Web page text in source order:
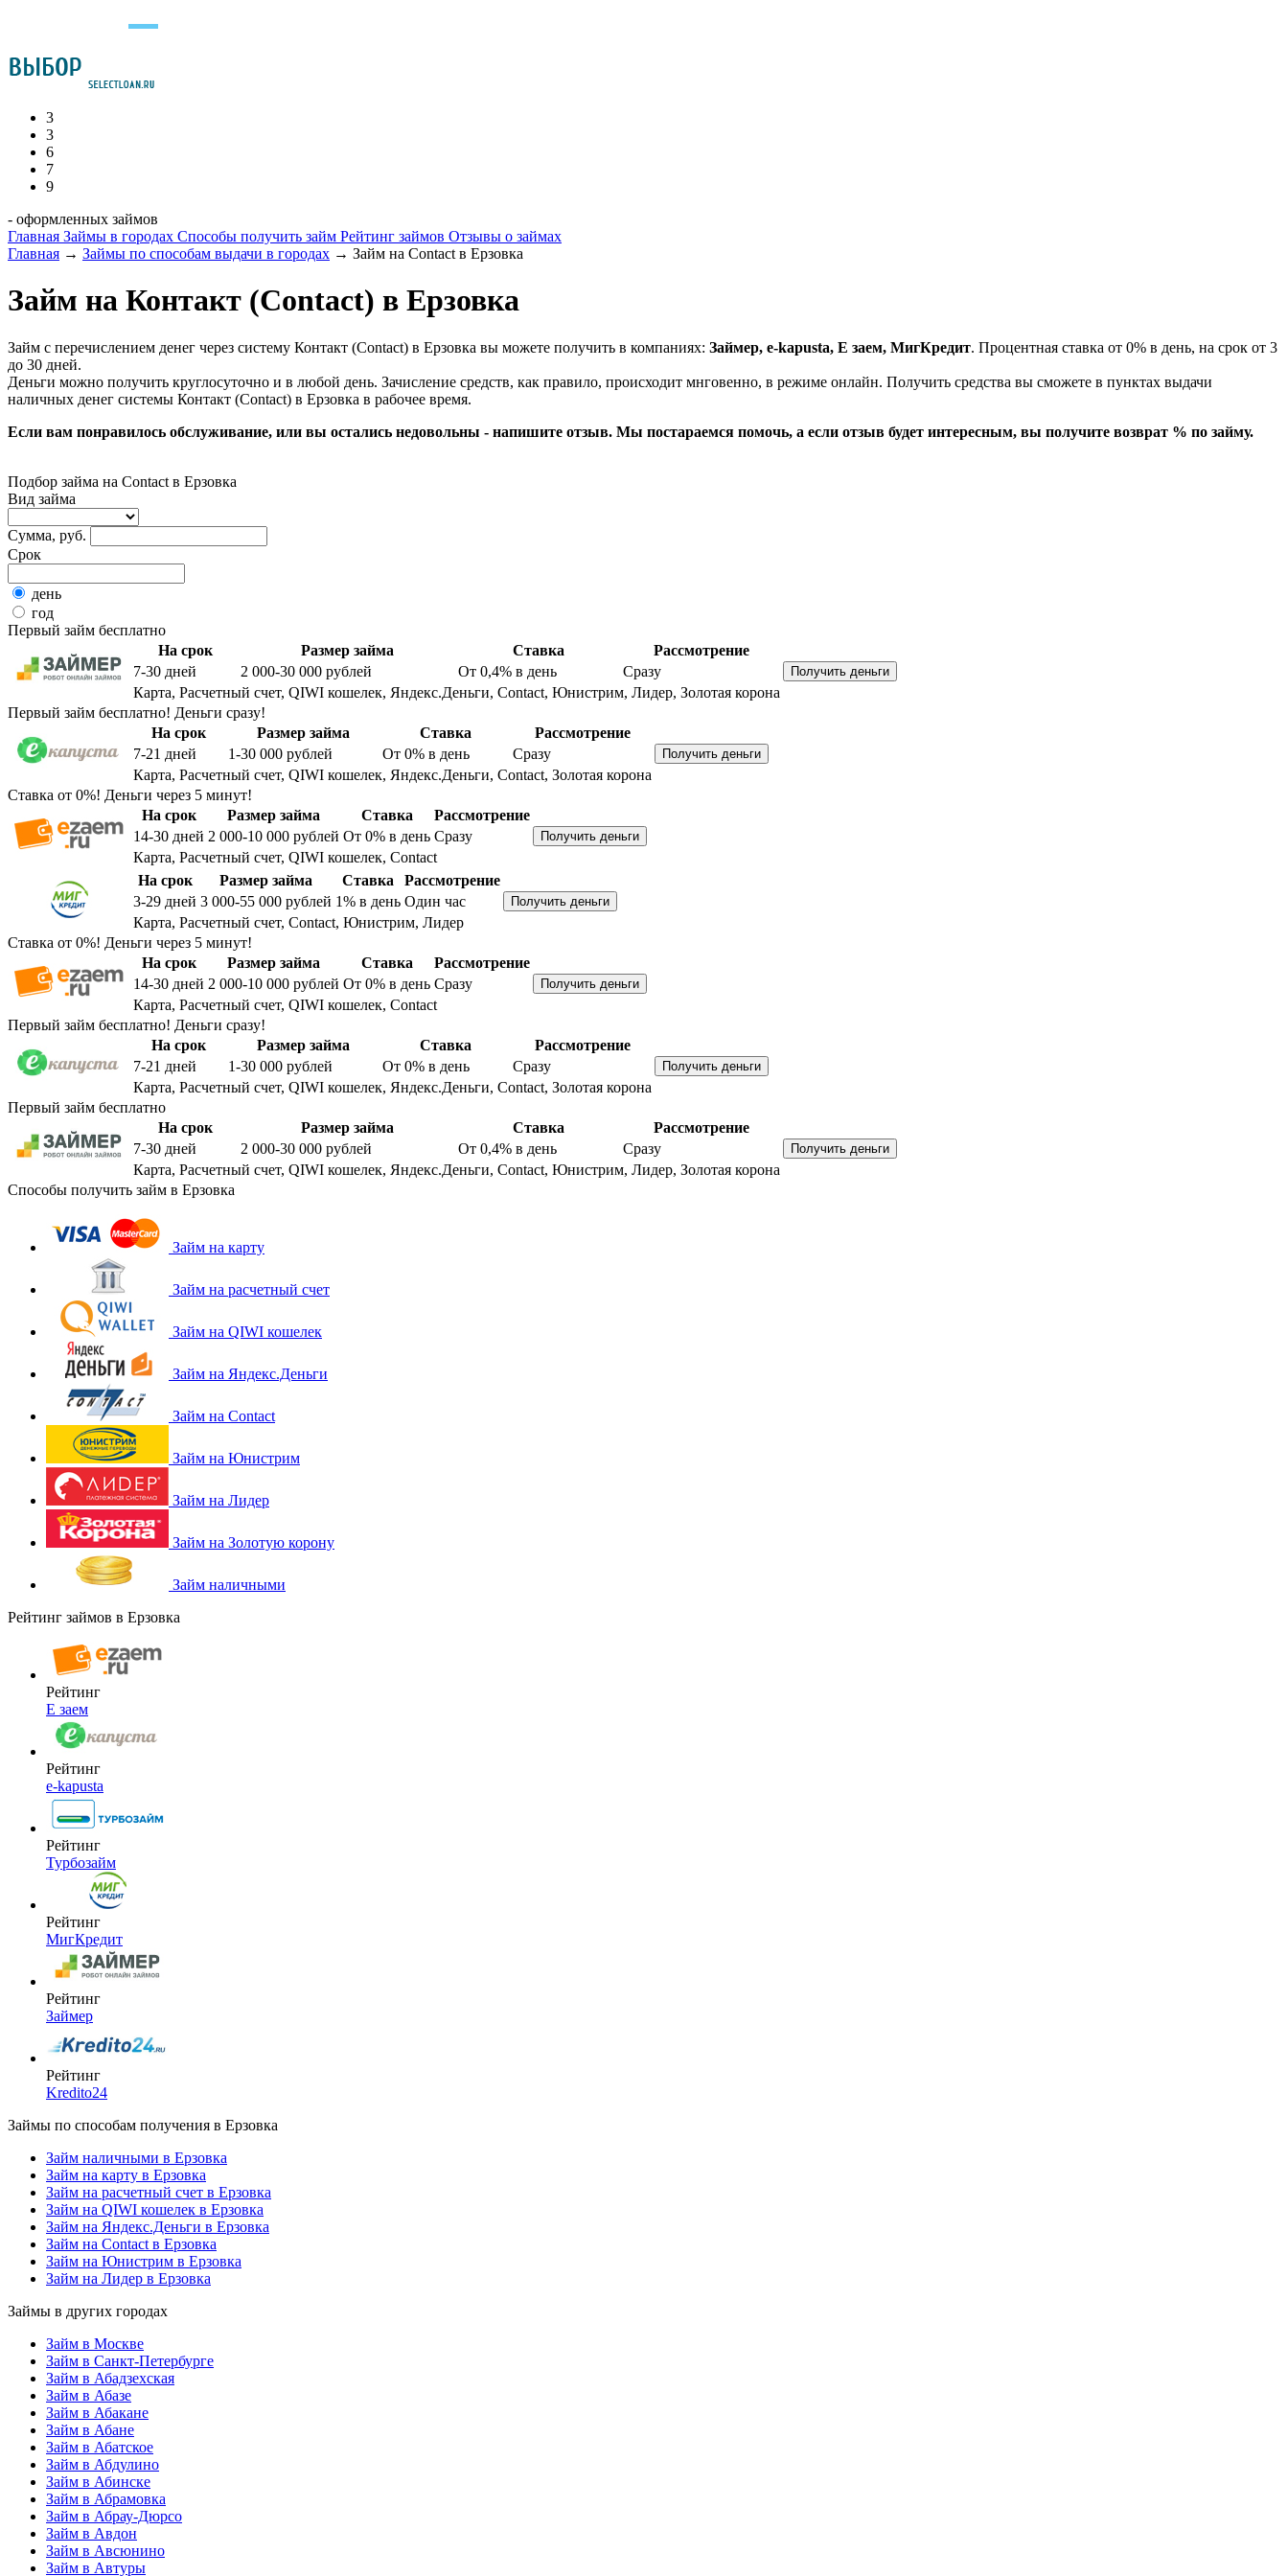
3
3
6
7
9
- оформленных займов
Главная Займы в городах Способы получить займ Рейтинг займов Отзывы о займах
Главная → Займы по способам выдачи в городах → Займ на Contact в Ерзовка
Займ на Контакт (Contact) в Ерзовка
Займ с перечислением денег через систему Контакт (Сontact) в Ерзовка вы можете получить в компаниях: Займер, e-kapusta, Е заем, МигКредит. Процентная ставка от 0% в день, на срок от 3
до 30 дней.
Деньги можно получить круглосуточно и в любой день. Зачисление средств, как правило, происходит мнговенно, в режиме онлайн. Получить средства вы сможете в пунктах выдачи
наличных денег системы Контакт (Сontact) в Ерзовка в рабочее время.
Если вам понравилось обслуживание, или вы остались недовольны - напишите отзыв. Мы постараемся помочь, а если отзыв будет интересным, вы получите возврат % по займу.
Подбор займа на Contact в Ерзовка
Вид займа
Сумма, руб.
Срок
день
год
Первый займ бесплатно
На срок
Размер займа Ставка
Рассмотрение
7-30 дней 2 000-30 000 рублей От 0,4% в день
Сразу
Карта, Расчетный счет, QIWI кошелек, Яндекс.Деньги, Contact, Юнистрим, Лидер, Золотая корона
Первый займ бесплатно! Деньги сразу!
На срок
Размер займа Ставка
Рассмотрение
7-21 дней 1-30 000 рублей От 0% в день
Сразу
Карта, Расчетный счет, QIWI кошелек, Яндекс.Деньги, Contact, Золотая корона
Ставка от 0%! Деньги через 5 минут!
На срок
Размер займа Ставка
Рассмотрение
14-30 дней 2 000-10 000 рублей От 0% в день Сразу
Карта, Расчетный счет, QIWI кошелек, Contact
На срок
Размер займа Ставка
Рассмотрение
3-29 дней 3 000-55 000 рублей 1% в день Один час
Карта, Расчетный счет, Contact, Юнистрим, Лидер
Ставка от 0%! Деньги через 5 минут!
На срок
Размер займа Ставка
Рассмотрение
14-30 дней 2 000-10 000 рублей От 0% в день Сразу
Карта, Расчетный счет, QIWI кошелек, Contact
Первый займ бесплатно! Деньги сразу!
На срок
Размер займа Ставка
Рассмотрение
7-21 дней 1-30 000 рублей От 0% в день
Сразу
Карта, Расчетный счет, QIWI кошелек, Яндекс.Деньги, Contact, Золотая корона
Первый займ бесплатно
На срок
Размер займа Ставка
Рассмотрение
7-30 дней 2 000-30 000 рублей От 0,4% в день
Сразу
Карта, Расчетный счет, QIWI кошелек, Яндекс.Деньги, Contact, Юнистрим, Лидер, Золотая корона
Способы получить займ в Ерзовка
Займ на карту
Займ на расчетный счет
Займ на QIWI кошелек
Займ на Яндекс.Деньги
Займ на Contact
Займ на Юнистрим
Займ на Лидер
Займ на Золотую корону
Займ наличными
Рейтинг займов в Ерзовка
Рейтинг
Е заем
Рейтинг
e-kapusta
Рейтинг
Турбозайм
Рейтинг
МигКредит
Рейтинг
Займер
Рейтинг
Kredito24
Займы по способам получения в Ерзовка
Займ наличными в Ерзовка
Займ на карту в Ерзовка
Займ на расчетный счет в Ерзовка
Займ на QIWI кошелек в Ерзовка
Займ на Яндекс.Деньги в Ерзовка
Займ на Contact в Ерзовка
Займ на Юнистрим в Ерзовка
Займ на Лидер в Ерзовка
Займы в других городах
Займ в Москве
Займ в Санкт-Петербурге
Займ в Абадзехская
Займ в Абазе
Займ в Абакане
Займ в Абане
Займ в Абатское
Займ в Абдулино
Займ в Абинске
Займ в Абрамовка
Займ в Абрау-Дюрсо
Займ в Авдон
Займ в Авсюнино
Займ в Автуры